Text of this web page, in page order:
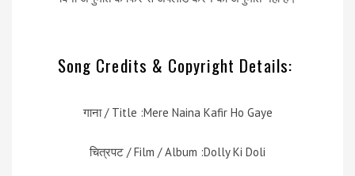
Song Credits & Copyright Details:
गाना / Title :Mere Naina Kafir Ho Gaye
चित्रपट / Film / Album :Dolly Ki Doli